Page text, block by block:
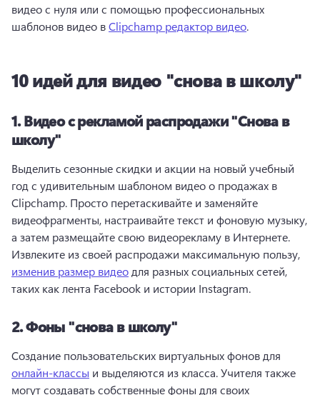
видео с нуля или с помощью профессиональных
шаблонов видео в Clipchamp редактор видео.
10 идей для видео "снова в школу"
1.Видео с рекламой распродажи "Снова в
школу"
Выделить сезонные скидки и акции на новый учебный
год с удивительным шаблоном видео о продажах в
Clipchamp. Просто перетаскивайте и заменяйте
видеофрагменты, настраивайте текст и фоновую музыку,
Извлеките из своей распродажи максимальную пользу,
изменив размер видео для разных социальных сетей,
таких как лента Facebook и истории Instagram.
2.Фоны "снова в школу"
Создание пользовательских виртуальных фонов для
онлайн-классы и выделяются из класса. Учителя также
могут создавать собственные фоны для своих